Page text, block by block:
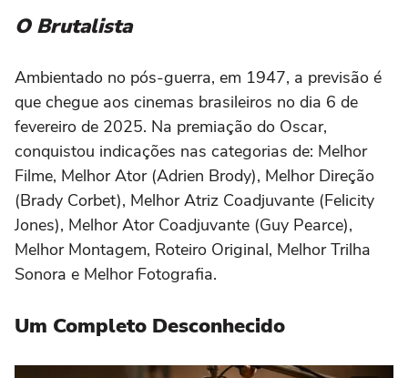
O Brutalista
Ambientado no pós-guerra, em 1947, a previsão é
que chegue aos cinemas brasileiros no dia 6 de
fevereiro de 2025. Na premiação do Oscar,
conquistou indicações nas categorias de: Melhor
Filme, Melhor Ator (Adrien Brody), Melhor Direção
(Brady Corbet), Melhor Atriz Coadjuvante (Felicity
Jones), Melhor Ator Coadjuvante (Guy Pearce),
Melhor Montagem, Roteiro Original, Melhor Trilha
Sonora e Melhor Fotografia.
Um Completo Desconhecido